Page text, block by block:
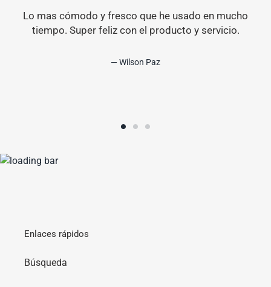
Lo mas cómodo y fresco que he usado en mucho
tiempo. Super feliz con el producto y servicio.
Wilson Paz
Enlaces rápidos
Búsqueda